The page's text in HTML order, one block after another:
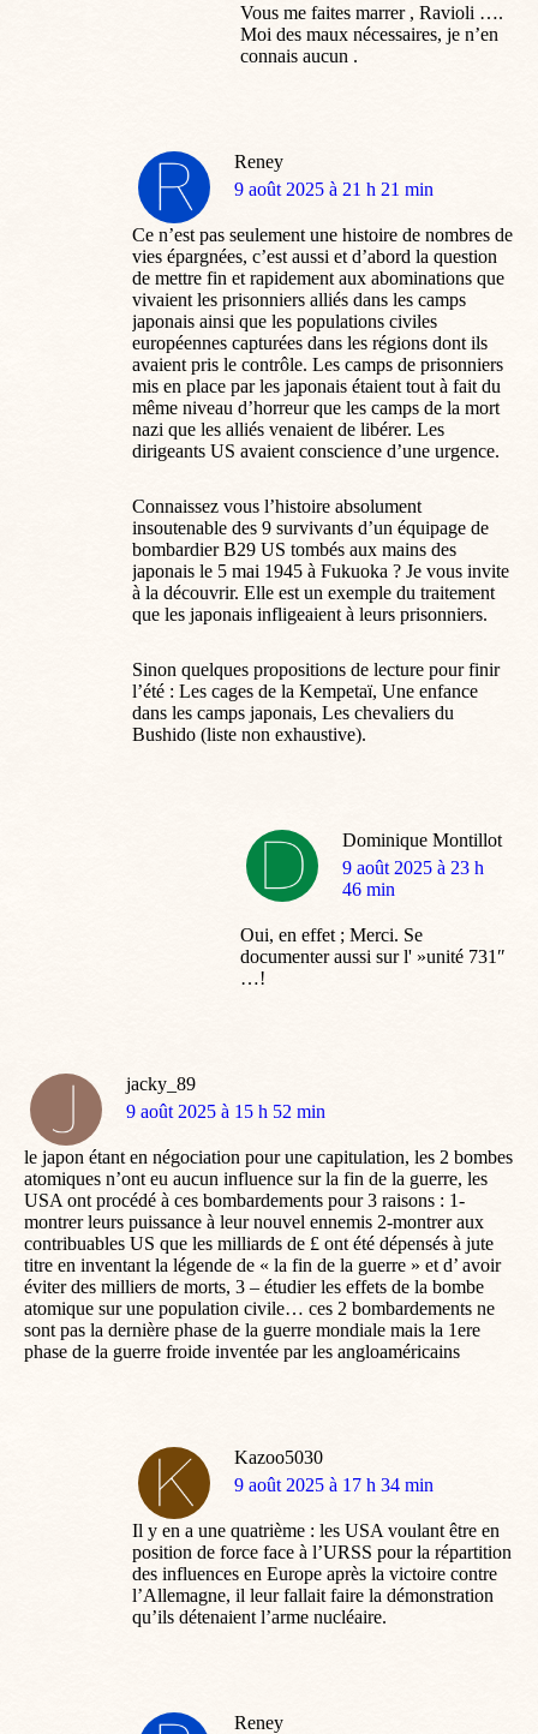
Vous me faites marrer , Ravioli ….
Moi des maux nécessaires, je n’en
connais aucun .
Reney
dit
9 août 2025 à 21 h 21 min
Ce n’est pas seulement une histoire de nombres de
vies épargnées, c’est aussi et d’abord la question
de mettre fin et rapidement aux abominations que
vivaient les prisonniers alliés dans les camps
japonais ainsi que les populations civiles
européennes capturées dans les régions dont ils
avaient pris le contrôle. Les camps de prisonniers
mis en place par les japonais étaient tout à fait du
même niveau d’horreur que les camps de la mort
nazi que les alliés venaient de libérer. Les
dirigeants US avaient conscience d’une urgence.
Connaissez vous l’histoire absolument
insoutenable des 9 survivants d’un équipage de
bombardier B29 US tombés aux mains des
japonais le 5 mai 1945 à Fukuoka ? Je vous invite
à la découvrir. Elle est un exemple du traitement
que les japonais infligeaient à leurs prisonniers.
Sinon quelques propositions de lecture pour finir
l’été : Les cages de la Kempetaï, Une enfance
dans les camps japonais, Les chevaliers du
Bushido (liste non exhaustive).
Dominique Montillot
dit
:
9 août 2025 à 23 h
46 min
Oui, en effet ; Merci. Se
documenter aussi sur l' »unité 731″
…!
jacky_89
dit
9 août 2025 à 15 h 52 min
le japon étant en négociation pour une capitulation, les 2 bombes
atomiques n’ont eu aucun influence sur la fin de la guerre, les
USA ont procédé à ces bombardements pour 3 raisons : 1-
montrer leurs puissance à leur nouvel ennemis 2-montrer aux
contribuables US que les milliards de £ ont été dépensés à jute
titre en inventant la légende de « la fin de la guerre » et d’ avoir
éviter des milliers de morts, 3 – étudier les effets de la bombe
atomique sur une population civile… ces 2 bombardements ne
sont pas la dernière phase de la guerre mondiale mais la 1ere
phase de la guerre froide inventée par les angloaméricains
Kazoo5030
dit
9 août 2025 à 17 h 34 min
Il y en a une quatrième : les USA voulant être en
position de force face à l’URSS pour la répartition
des influences en Europe après la victoire contre
l’Allemagne, il leur fallait faire la démonstration
qu’ils détenaient l’arme nucléaire.
Reney